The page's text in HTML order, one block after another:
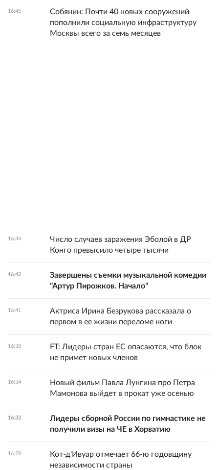
16:45
Собянин: Почти 40 новых сооружений
пополнили социальную инфраструктуру
Москвы всего за семь месяцев
16:44
Число случаев заражения Эболой в ДР
Конго превысило четыре тысячи
16:42
Завершены съемки музыкальной комедии
"Артур Пирожков. Начало"
16:41
Актриса Ирина Безрукова рассказала о
первом в ее жизни переломе ноги
16:38
FT: Лидеры стран ЕС опасаются, что блок
не примет новых членов
16:34
Новый фильм Павла Лунгина про Петра
Мамонова выйдет в прокат уже осенью
16:32
Лидеры сборной России по гимнастике не
получили визы на ЧЕ в Хорватию
16:29
Кот-д'Ивуар отмечает 66-ю годовщину
независимости страны